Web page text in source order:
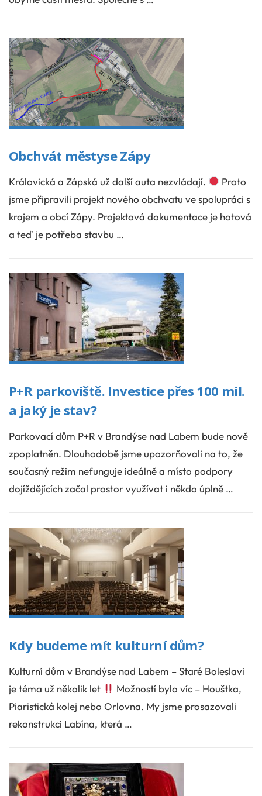
Obchvát městyse Zápy
Královická a Zápská už další auta nezvládají.
Proto
jsme připravili projekt nového obchvatu ve spolupráci s
krajem a obcí Zápy. Projektová dokumentace je hotová
a teď je potřeba stavbu …
P+R parkoviště. Investice přes 100 mil.
a jaký je stav?
Parkovací dům P+R v Brandýse nad Labem bude nově
zpoplatněn. Dlouhodobě jsme upozorňovali na to, že
současný režim nefunguje ideálně a místo podpory
dojíždějících začal prostor využívat i někdo úplně …
Kdy budeme mít kulturní dům?
Kulturní dům v Brandýse nad Labem – Staré Boleslavi
je téma už několik let
Možností bylo víc – Houštka,
Piaristická kolej nebo Orlovna. My jsme prosazovali
rekonstrukci Labína, která …